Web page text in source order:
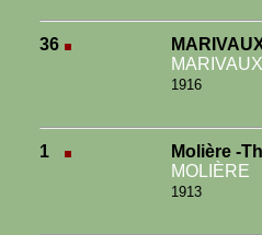
36
MARIVAUX
1916
1
Molière -
MOLIÈRE
1913